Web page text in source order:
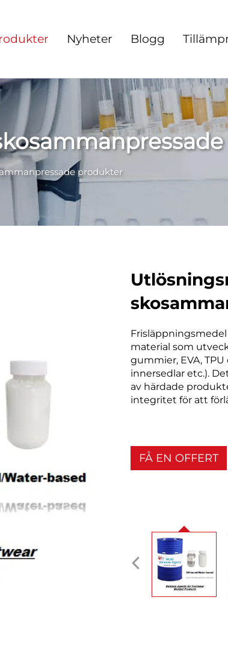
Nyheter Blogg
produkter
material som
gummier, EVA,
innersedlar etc.).
av härdade
integritet för att
FÅ EN OFFERT